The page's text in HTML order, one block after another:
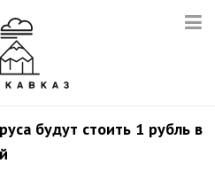
будут стоить 1 рубль в